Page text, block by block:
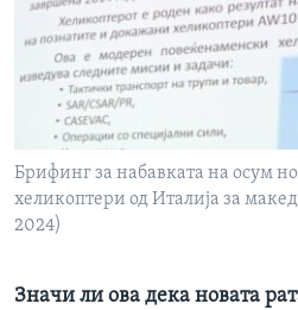
Брифинг за набавката на осум
хеликоптери од Италија за
2024)
Значи ли ова дека новата